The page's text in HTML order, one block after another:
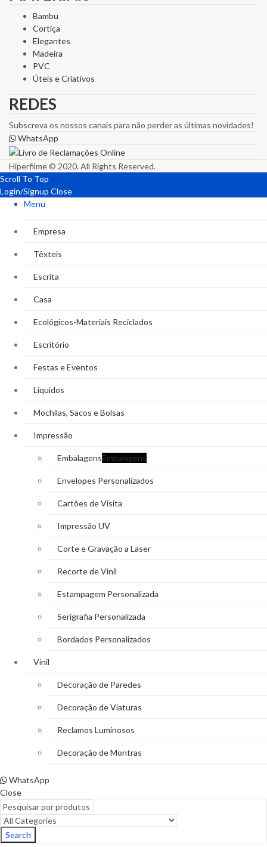
Bambu
Cortiça
Elegantes
Madeira
PVC
Úteis e Criativos
REDES
Subscreva os nossos canais para não perder as últimas novidades!
WhatsApp
Hiperfilme © 2020. All Rights Reserved.
Scroll To Top
Login/Signup Close
Menu
Empresa
Têxteis
Escrita
Casa
Ecológicos-Materiais Reciclados
Escritório
Festas e Eventos
Líquidos
Mochilas, Sacos e Bolsas
Impressão
EmbalagensEmbalagens
Envelopes Personalizados
Cartões de Visita
Impressão UV
Corte e Gravação a Laser
Recorte de Vinil
Estampagem Personalizada
Serigrafia Personalizada
Bordados Personalizados
Vinil
Decoração de Paredes
Decoração de Viaturas
Reclamos Luminosos
Decoração de Montras
WhatsApp
Close
Search